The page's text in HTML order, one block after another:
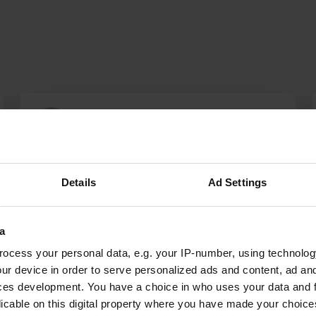
Details Ad Settings
your personal data, e.g. your IP-number, using
device in order to serve personalized ads and content, ad
development. You have a choice in who uses your data and
on this digital property where you have made your
Lieu ok, mais par des livraisons de camions
nocturnes très fort.